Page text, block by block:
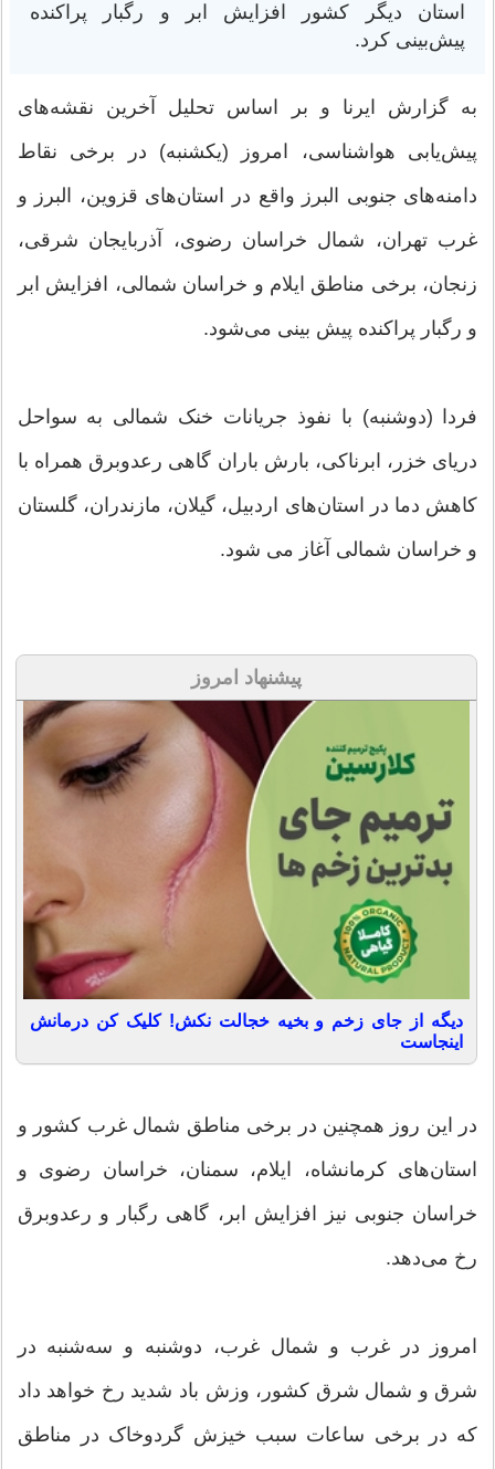
استان دیگر کشور افزایش ابر و رگبار پراکنده
پیش‌بینی کرد.
به گزارش ایرنا و بر اساس تحلیل آخرین نقشه‌های
پیش‌یابی هواشناسی، امروز (یکشنبه) در برخی نقاط
دامنه‌های جنوبی البرز واقع در استان‌های قزوین، البرز و
غرب تهران، شمال خراسان رضوی، آذربایجان شرقی،
زنجان، برخی مناطق ایلام و خراسان شمالی، افزایش ابر
و رگبار پراکنده پیش بینی می‌شود.
فردا (دوشنبه) با نفوذ جریانات خنک شمالی به سواحل
دریای خزر، ابرناکی، بارش باران گاهی رعدوبرق همراه با
کاهش دما در استان‌های اردبیل، گیلان، مازندران، گلستان
و خراسان شمالی آغاز می شود.
پیشنهاد امروز
دیگه از جای زخم و بخیه خجالت نکش! کلیک کن درمانش
اینجاست
در این روز همچنین در برخی مناطق شمال غرب کشور و
استان‌های کرمانشاه، ایلام، سمنان، خراسان رضوی و
خراسان جنوبی نیز افزایش ابر، گاهی رگبار و رعدوبرق
رخ می‌دهد.
امروز در غرب و شمال غرب، دوشنبه و سه‌شنبه در
شرق و شمال شرق کشور، وزش باد شدید رخ خواهد داد
که در برخی ساعات سبب خیزش گردوخاک در مناطق